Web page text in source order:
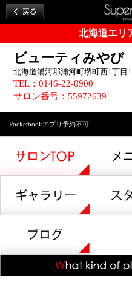
北海道エリ
ビューティみやび
北海道浦河郡浦河町堺町西1丁目
TEL：0146-22-0900
サロン番号：55972639
Pocketbookアプリ予約不可